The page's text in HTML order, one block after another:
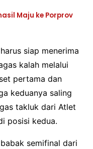
Maju ke Porprov
siap menerima
kalah melalui
pertama dan
keduanya saling
takluk dari Atlet
posisi kedua.
semifinal dari